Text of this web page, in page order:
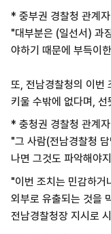
* 중부권 경찰청 관계자
"대부분은 (일선서) 과
야하기 때문에 부득이
또, 전남경찰청의 이번
키울 수밖에 없다며,
* 충청권 경찰청 관계자
"그 사람(전남경찰청
나면 그것도 파악해야
"이번 조치는 민감하거
외부로 유출되는 것을
전남경찰청장 지시로